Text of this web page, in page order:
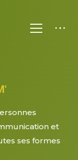
et
ses formes